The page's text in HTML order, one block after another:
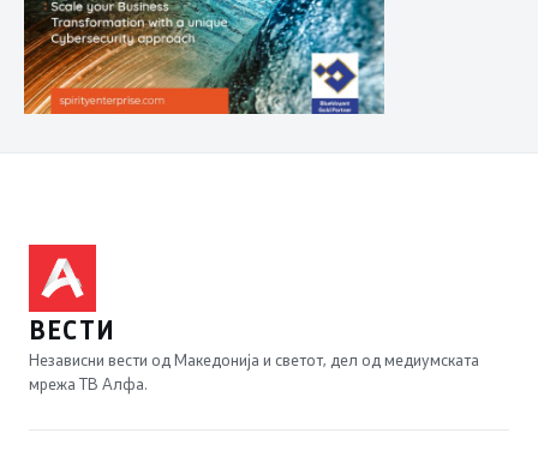
ВЕСТИ
Независни вести од Македонија и светот, дел од медиумската
мрежа ТВ Алфа.